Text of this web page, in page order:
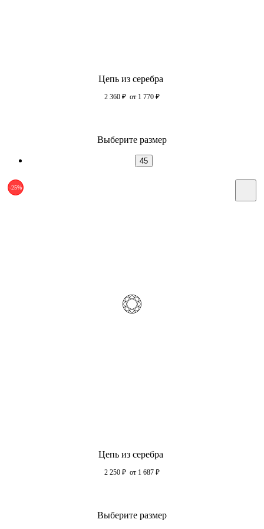
Цепь из серебра
2 360 ₽ от 1 770 ₽
Выберите размер
45
-25%
Цепь из серебра
2 250 ₽ от 1 687 ₽
Выберите размер